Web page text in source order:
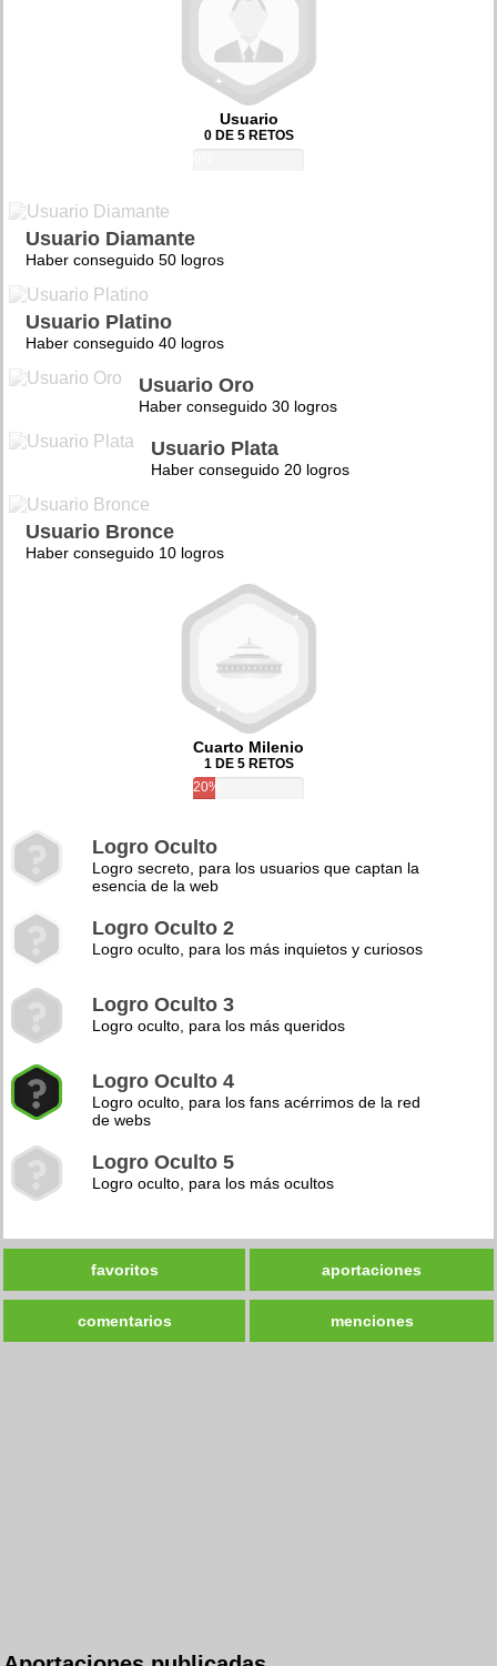
Usuario
0 DE 5 RETOS
Usuario Diamante
Haber conseguido 50 logros
Usuario Platino
Haber conseguido 40 logros
Usuario Oro
Haber conseguido 30 logros
Usuario Plata
Haber conseguido 20 logros
Usuario Bronce
Haber conseguido 10 logros
Cuarto Milenio
1 DE 5 RETOS
20%
Logro Oculto
Logro secreto, para los usuarios que captan la
esencia de la web
Logro Oculto 2
Logro oculto, para los más inquietos y curiosos
Logro Oculto 3
Logro oculto, para los más queridos
Logro Oculto 4
Logro oculto, para los fans acérrimos de la red
de webs
Logro Oculto 5
Logro oculto, para los más ocultos
favoritos aportaciones
comentarios menciones